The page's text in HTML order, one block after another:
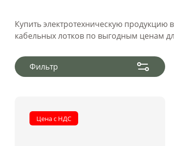
Купить электротехническую продукцию
кабельных лотков по выгодным ценам
Фильтр
Цена с НДС